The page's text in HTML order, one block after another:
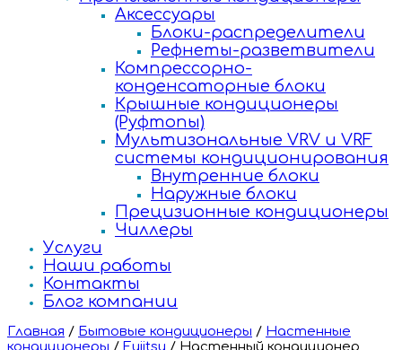
Аксессуары
Блоки-распределители
Рефнеты-разветвители
Компрессорно-
конденсаторные блоки
Крышные кондиционеры
(Руфтопы)
Мультизональные VRV и VRF
системы кондиционирования
Внутренние блоки
Наружные блоки
Прецизионные кондиционеры
Чиллеры
Услуги
Наши работы
Контакты
Блог компании
Главная / Бытовые кондиционеры / Настенные
кондиционеры / Fujitsu / Настенный кондиционер